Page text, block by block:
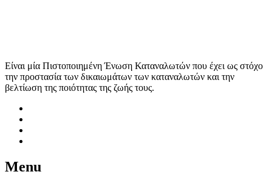
Είναι μία Πιστοποιημένη Ένωση Καταναλωτών που έχει ως στόχο
την προστασία των δικαιωμάτων των καταναλωτών και την
βελτίωση της ποιότητας της ζωής τους.
Menu